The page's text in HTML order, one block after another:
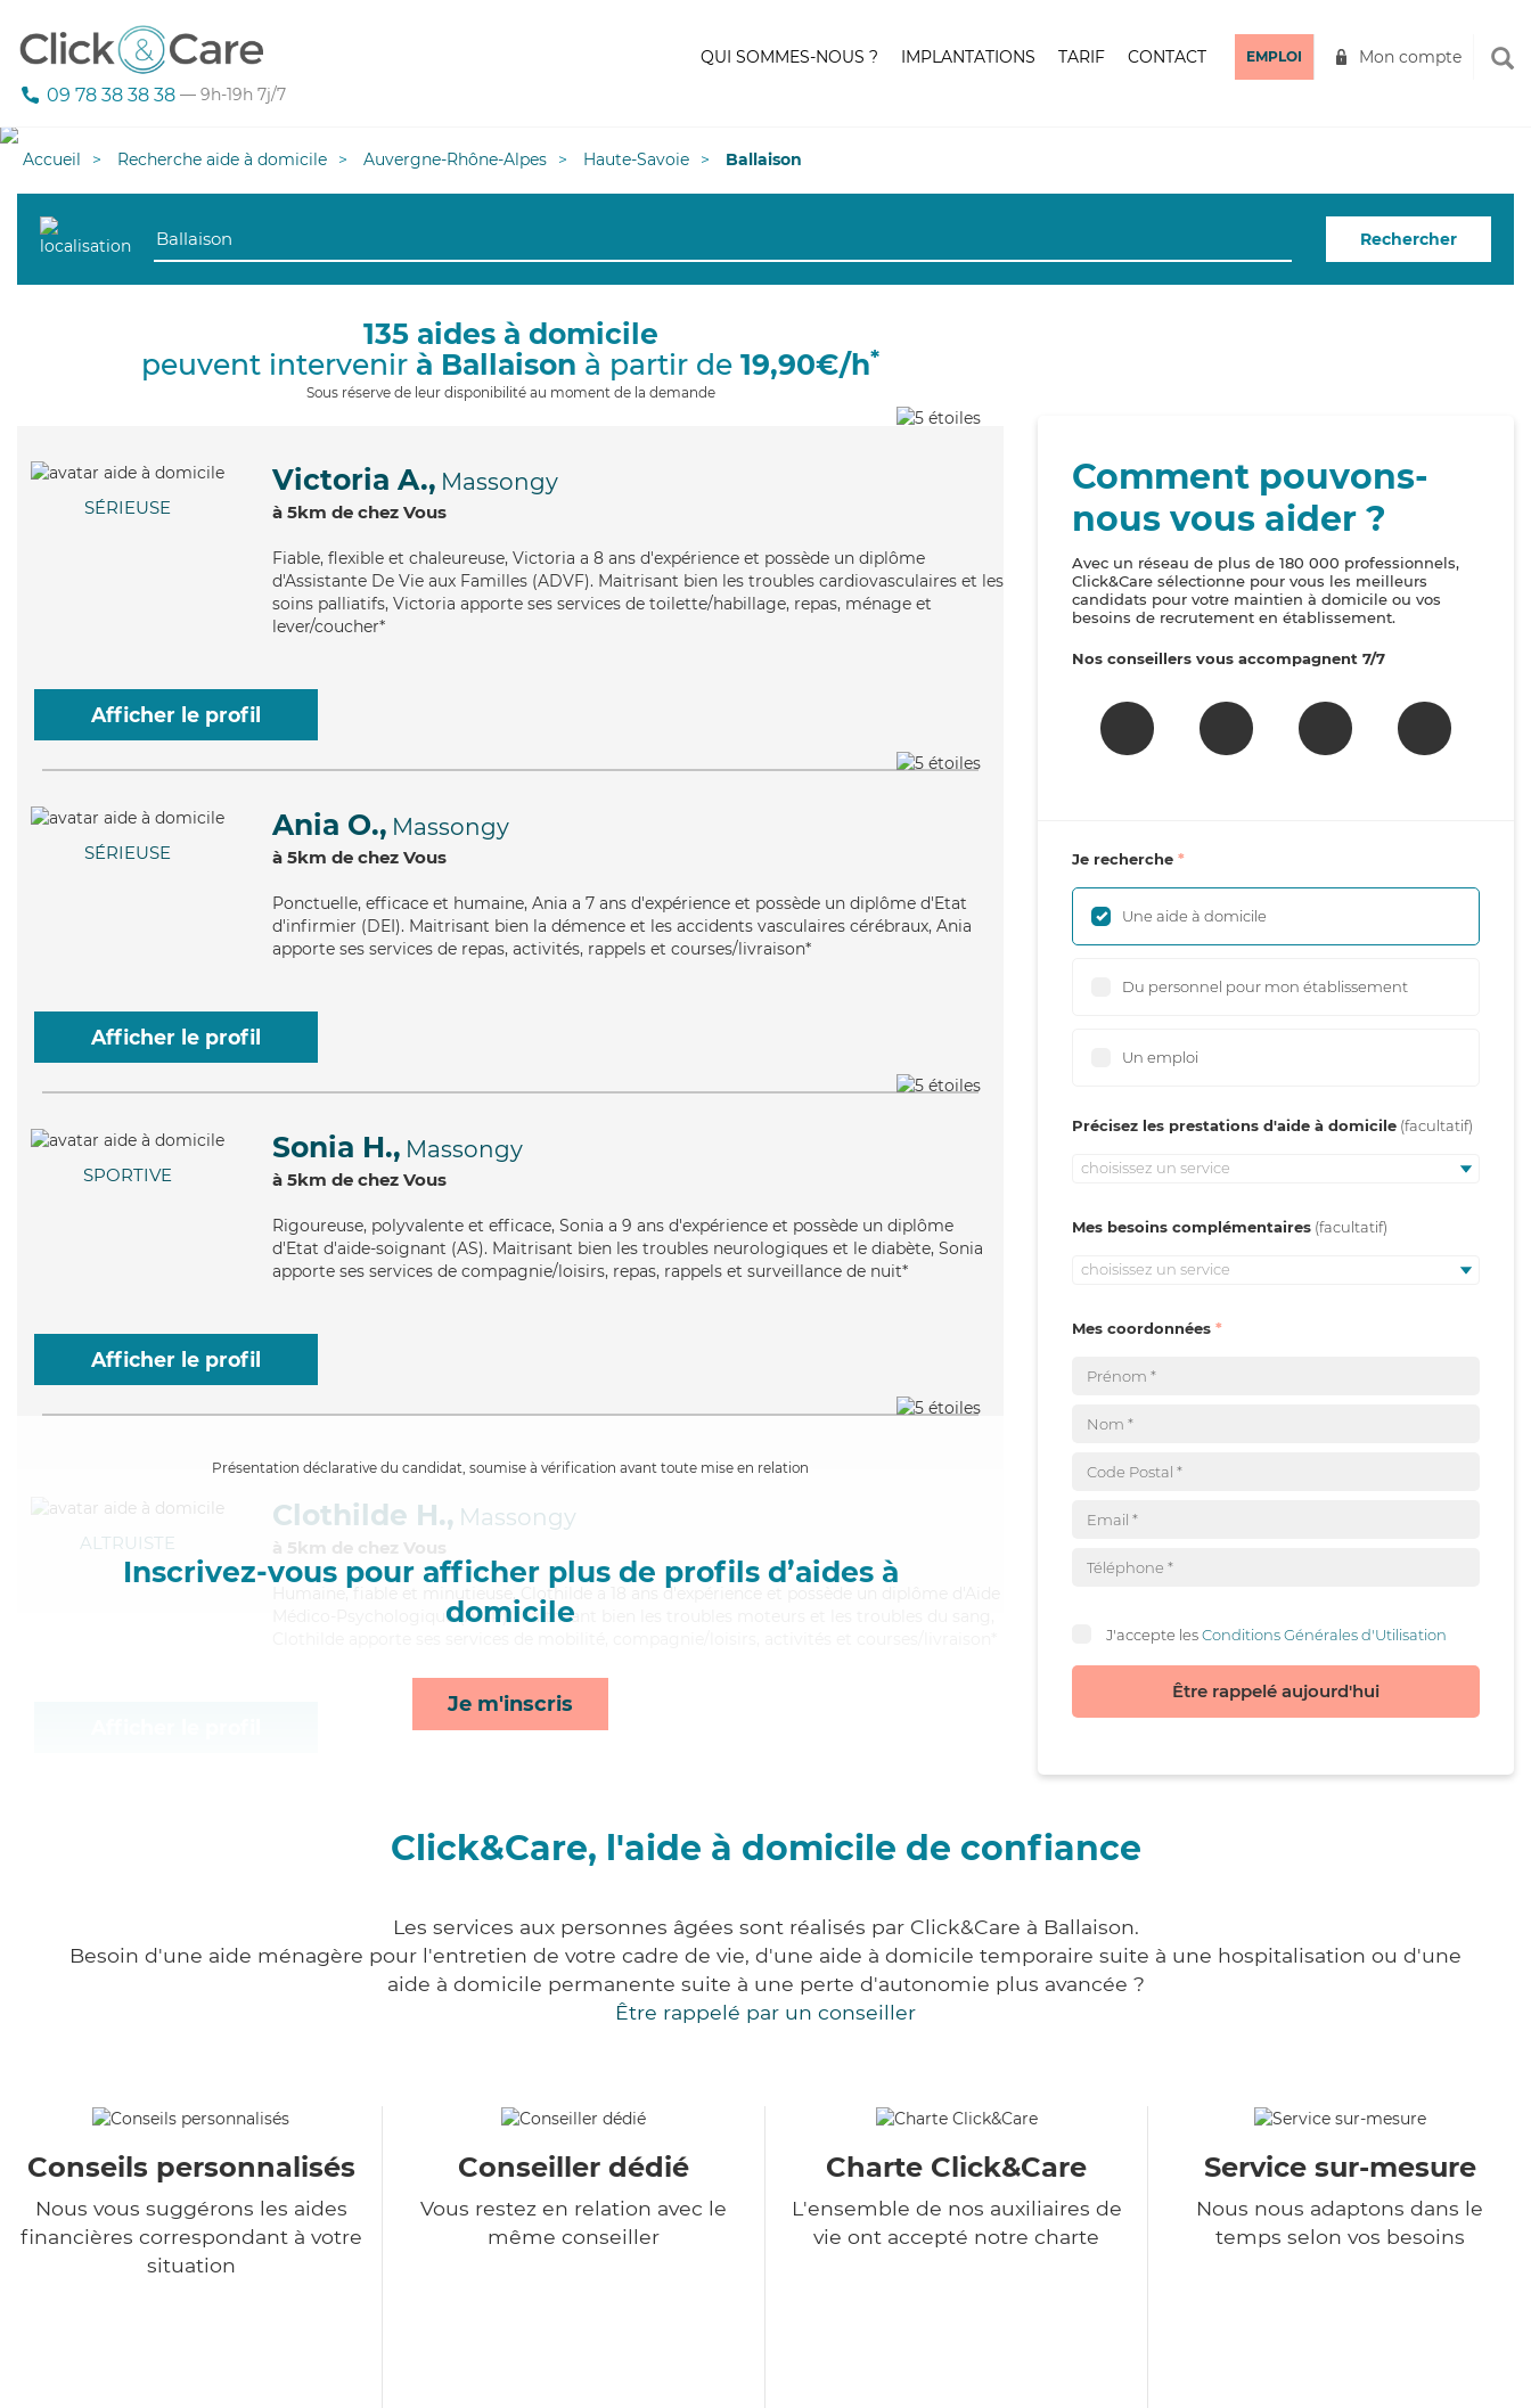
09 78 38 38 38 — 9h-19h 7j/7
QUI SOMMES-NOUS ? IMPLANTATIONS TARIF CONTACT EMPLOI Mon compte
Accueil Recherche aide à domicile Auvergne-Rhône-Alpes Haute-Savoie Ballaison
Rechercher
135 aides à domicile
peuvent intervenir à Ballaison à partir de 19,90€/h*
Sous réserve de leur disponibilité au moment de la demande
SÉRIEUSE
Victoria A., Massongy
à 5km de chez Vous
Fiable, flexible et chaleureuse, Victoria a 8 ans d'expérience et possède un diplôme
d'Assistante De Vie aux Familles (ADVF). Maitrisant bien les troubles cardiovasculaires et les
soins palliatifs, Victoria apporte ses services de toilette/habillage, repas, ménage et
lever/coucher*
Afficher le profil
SÉRIEUSE
Ania O., Massongy
à 5km de chez Vous
Ponctuelle, efficace et humaine, Ania a 7 ans d'expérience et possède un diplôme d'Etat
d'infirmier (DEI). Maitrisant bien la démence et les accidents vasculaires cérébraux, Ania
apporte ses services de repas, activités, rappels et courses/livraison*
Afficher le profil
SPORTIVE
Sonia H., Massongy
à 5km de chez Vous
Rigoureuse, polyvalente et efficace, Sonia a 9 ans d'expérience et possède un diplôme
d'Etat d'aide-soignant (AS). Maitrisant bien les troubles neurologiques et le diabète, Sonia
apporte ses services de compagnie/loisirs, repas, rappels et surveillance de nuit*
Afficher le profil
Présentation déclarative du candidat, soumise à vérification avant toute mise en relation
Inscrivez-vous pour afficher plus de profils d’aides à
domicile
Je m'inscris
ALTRUISTE
Clothilde H., Massongy
à 5km de chez Vous
, fiable et minutieuse, Clothilde a 18 ans d'expérience et possède un diplôme d'Aide
Médico-Psychologique (AMP). Maitrisant bien les troubles moteurs et les troubles du sang,
Comment pouvons-
nous vous aider ?
Avec un réseau de plus de 180 000 professionnels,
Click&Care sélectionne pour vous les meilleurs
candidats pour votre maintien à domicile ou vos
besoins de recrutement en établissement.
Nos conseillers vous accompagnent 7/7
Je recherche
Une aide à domicile
Du personnel pour mon établissement
Un emploi
Précisez les prestations d'aide à domicile
choisissez un service
Mes besoins complémentaires
choisissez un service
Mes coordonnées
J'accepte lesConditions Générales d'Utilisation
Être rappelé aujourd'hui
Click&Care, l'aide à domicile de confiance
Les services aux personnes âgées sont réalisés par Click&Care à Ballaison.
Besoin d'une aide ménagère pour l'entretien de votre cadre de vie, d'une aide à domicile temporaire suite à une hospitalisation ou d'une
aide à domicile permanente suite à une perte d'autonomie plus avancée ?
Être rappelé par un conseiller
Conseils personnalisés
Nous vous suggérons les aides
financières correspondant à votre
situation
Conseiller dédié
Vous restez en relation avec le
même conseiller
Charte Click&Care
L'ensemble de nos auxiliaires de
vie ont accepté notre charte
Service sur-mesure
Nous nous adaptons dans le
temps selon vos besoins